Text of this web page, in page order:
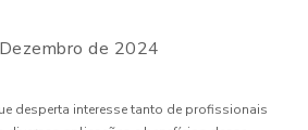
de 2024
desperta interesse tanto de profissionais